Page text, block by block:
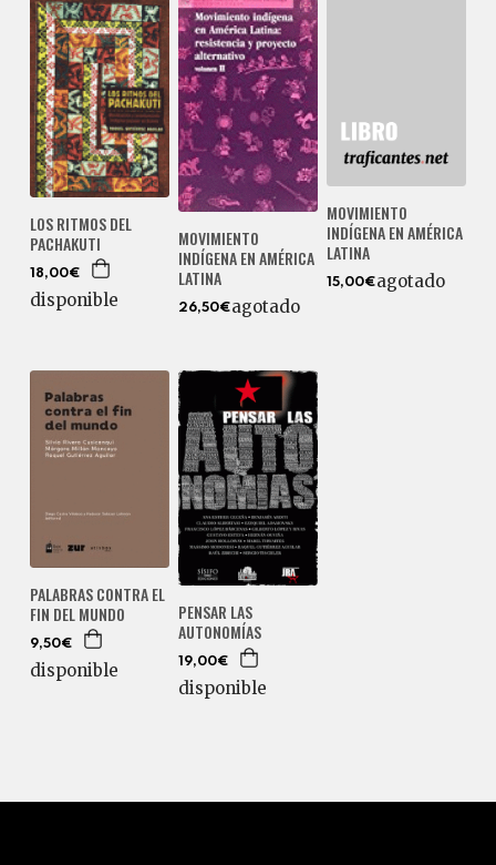
LOS RITMOS DEL
PACHAKUTI
18,00€
disponible
MOVIMIENTO
INDÍGENA EN AMÉRICA
LATINA
26,50€agotado
MOVIMIENTO
INDÍGENA EN AMÉRICA
LATINA
15,00€agotado
PALABRAS CONTRA EL
FIN DEL MUNDO
9,50€
disponible
PENSAR LAS
AUTONOMÍAS
19,00€
disponible